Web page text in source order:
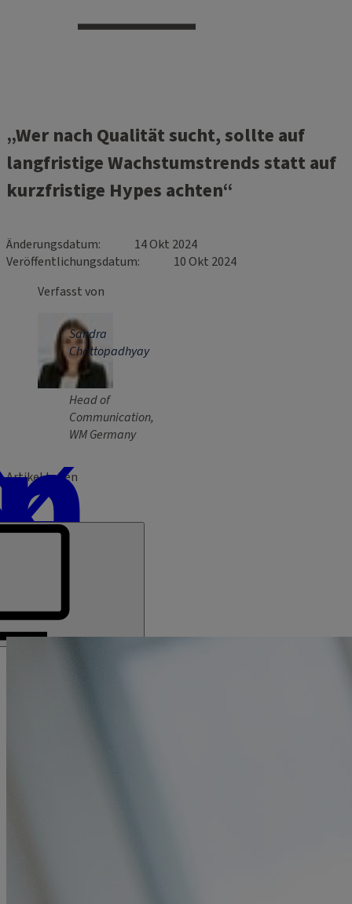
„Wer nach Qualität sucht, sollte auf
langfristige Wachstumstrends statt auf
kurzfristige Hypes achten“
Änderungsdatum
14 Okt 2024
Veröffentlichungsdatum
10 Okt 2024
Verfasst von
Sandra
Chattopadhyay
Head of
Communication,
WM Germany
Artikel teilen